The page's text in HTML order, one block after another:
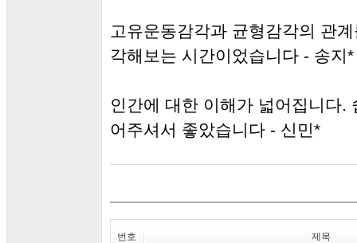
고유운동감각과 균형감각의 관
각해보는 시간이었습니다 - 송지*
인간에 대한 이해가 넓어집니다.
어주셔서 좋았습니다 - 신민*
번호 제목